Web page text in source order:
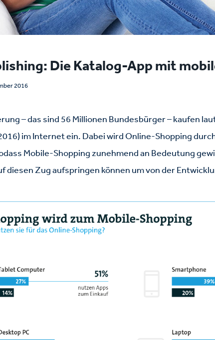
Die Katalog-App mit
2016
– das sind 56 Millionen Bundesbürger – kaufen
im Internet ein. Dabei wird Online-Shopping
Mobile-Shopping zunehmend an Bedeutung
diesen Zug aufspringen können um von der